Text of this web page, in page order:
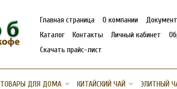
Главная страница О компании
Каталог
Контакты Личный кабинет
Скачать прайс-лист
ТОВАРЫ ДЛЯ ДОМА КИТАЙСКИЙ ЧАЙ ЭЛИТНЫЙ